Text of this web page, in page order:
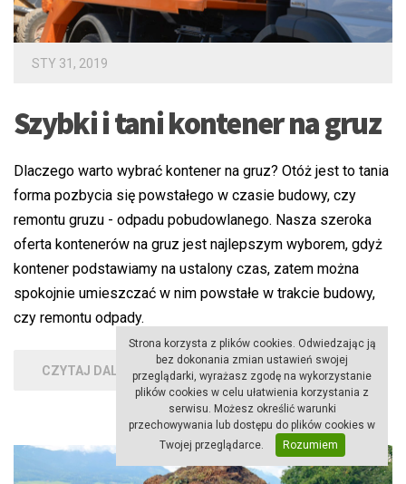
STY 31, 2019
Szybki i tani kontener na gruz
Dlaczego warto wybrać kontener na gruz? Otóż jest to tania
forma pozbycia się powstałego w czasie budowy, czy
remontu gruzu - odpadu pobudowlanego. Nasza szeroka
oferta kontenerów na gruz jest najlepszym wyborem, gdyż
kontener podstawiamy na ustalony czas, zatem można
spokojnie umieszczać w nim powstałe w trakcie budowy,
czy remontu odpady.
CZYTAJ DALEJ
Strona korzysta z plików cookies. Odwiedzając ją
bez dokonania zmian ustawień swojej
przeglądarki, wyrażasz zgodę na wykorzystanie
plików cookies w celu ułatwienia korzystania z
serwisu. Możesz określić warunki
przechowywania lub dostępu do plików cookies w
Twojej przeglądarce.
Rozumiem